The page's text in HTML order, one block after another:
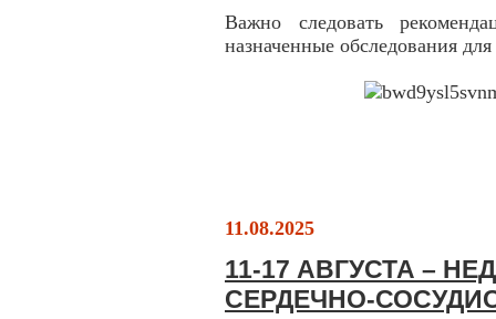
Важно следовать
назначенные обследования
11.08.2025
11-17 АВГУСТА –
СЕРДЕЧНО-